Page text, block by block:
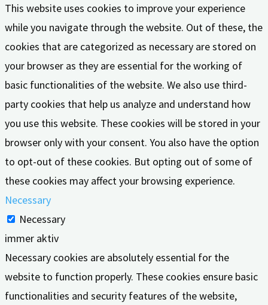
This website uses cookies to improve your experience
while you navigate through the website. Out of these, the
cookies that are categorized as necessary are stored on
your browser as they are essential for the working of
basic functionalities of the website. We also use third-
party cookies that help us analyze and understand how
you use this website. These cookies will be stored in your
browser only with your consent. You also have the option
to opt-out of these cookies. But opting out of some of
these cookies may affect your browsing experience.
Necessary
Necessary
immer aktiv
Necessary cookies are absolutely essential for the
website to function properly. These cookies ensure basic
functionalities and security features of the website,